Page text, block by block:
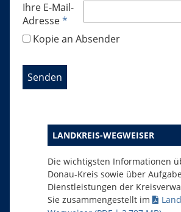
Ihre E-Mail-
Adresse*
Kopie an Absender
LANDKREIS-WEGWEISER
Die wichtigsten Informationen
Donau-Kreis sowie über
Dienstleistungen der
Sie zusammengestellt im